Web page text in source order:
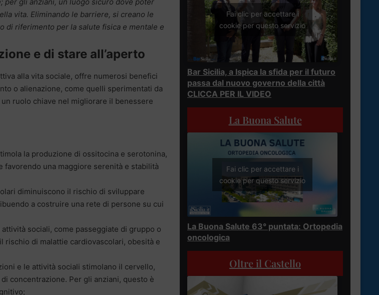
vita. Eliminando le barriere, si creano le
di riferimento per la salute fisica e mentale e
e di stare all’aperto
alla vita sociale, offre numerosi benefici
o alienazione, come quelli sperimentati da
ruolo chiave nel migliorare il benessere
la produzione di ossitocina e serotonina,
una maggiore serenità e stabilità
diminuiscono il rischio di sviluppare
a costruire una rete di persone su cui
sociali, come passeggiate di gruppo o
di malattie cardiovascolari, obesità e
e le attività sociali stimolano il cervello,
concentrazione. Per gli anziani, questo è
Fai clic per accettare i
cookie per questo servizio
Bar Sicilia, a Ispica la sfida per il futuro
passa dal nuovo governo della città
CLICCA PER IL VIDEO
La Buona Salute
Fai clic per accettare i
cookie per questo servizio
La Buona Salute 63° puntata: Ortopedia
oncologica
Oltre il Castello